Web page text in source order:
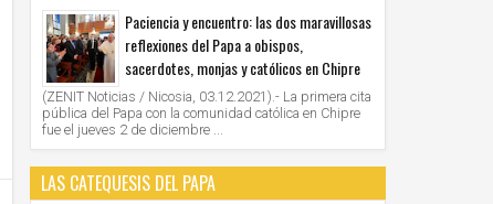
Paciencia y encuentro: las dos maravillosas
reflexiones del Papa a obispos,
sacerdotes, monjas y católicos en Chipre
(ZENIT Noticias / Nicosia, 03.12.2021).- La primera cita
pública del Papa con la comunidad católica en Chipre
fue el jueves 2 de diciembre ...
LAS CATEQUESIS DEL PAPA